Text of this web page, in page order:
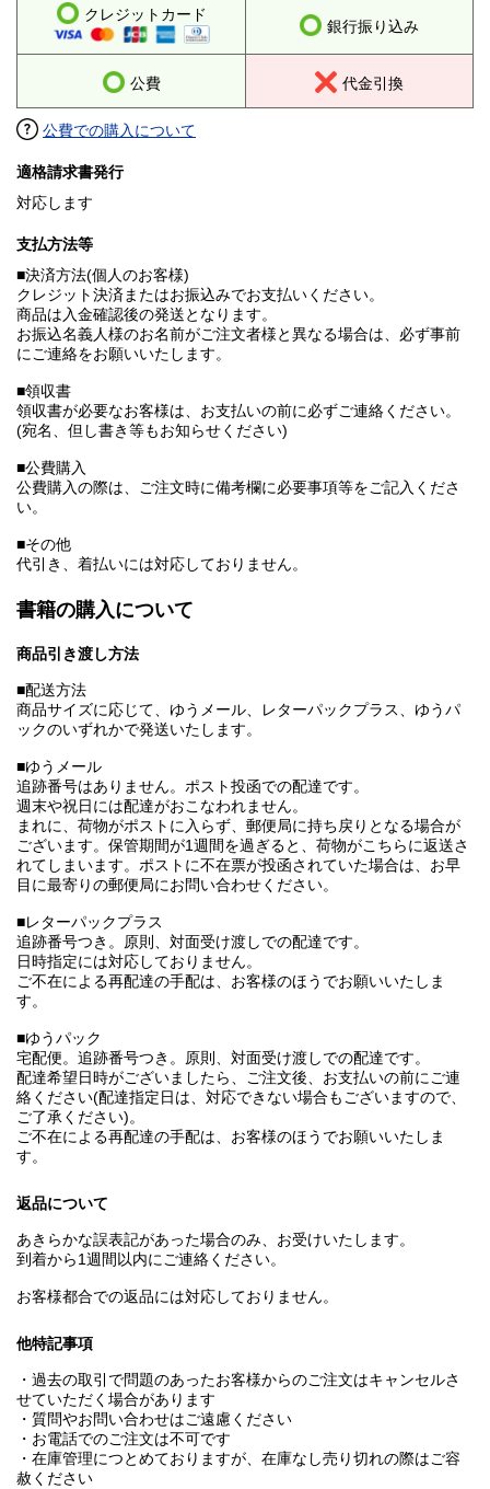
クレジットカード
銀行振り込み
公費 代金引換
公費での購入について
適格請求書発行
対応します
支払方法等
■決済方法(個人のお客様)
クレジット決済またはお振込みでお支払いください。
商品は入金確認後の発送となります。
お振込名義人様のお名前がご注文者様と異なる場合は、必ず事前
にご連絡をお願いいたします。
■領収書
領収書が必要なお客様は、お支払いの前に必ずご連絡ください。
(宛名、但し書き等もお知らせください)
■公費購入
公費購入の際は、ご注文時に備考欄に必要事項等をご記入くださ
い。
■その他
代引き、着払いには対応しておりません。
書籍の購入について
商品引き渡し方法
■配送方法
商品サイズに応じて、ゆうメール、レターパックプラス、ゆうパ
ックのいずれかで発送いたします。
■ゆうメール
追跡番号はありません。ポスト投函での配達です。
週末や祝日には配達がおこなわれません。
まれに、荷物がポストに入らず、郵便局に持ち戻りとなる場合が
ございます。保管期間が1週間を過ぎると、荷物がこちらに返送さ
れてしまいます。ポストに不在票が投函されていた場合は、お早
目に最寄りの郵便局にお問い合わせください。
■レターパックプラス
追跡番号つき。原則、対面受け渡しでの配達です。
日時指定には対応しておりません。
ご不在による再配達の手配は、お客様のほうでお願いいたしま
す。
■ゆうパック
宅配便。追跡番号つき。原則、対面受け渡しでの配達です。
配達希望日時がございましたら、ご注文後、お支払いの前にご連
絡ください(配達指定日は、対応できない場合もございますので、
ご了承ください)。
ご不在による再配達の手配は、お客様のほうでお願いいたしま
す。
返品について
あきらかな誤表記があった場合のみ、お受けいたします。
到着から1週間以内にご連絡ください。
お客様都合での返品には対応しておりません。
他特記事項
・過去の取引で問題のあったお客様からのご注文はキャンセルさ
せていただく場合があります
・質問やお問い合わせはご遠慮ください
・お電話でのご注文は不可です
・在庫管理につとめておりますが、在庫なし売り切れの際はご容
赦ください